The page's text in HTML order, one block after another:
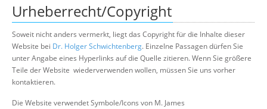
Urheberrecht/Copyright
Soweit nicht anders vermerkt, liegt das Copyright für die Inhalte dieser
Website bei Dr. Holger Schwichtenberg. Einzelne Passagen dürfen Sie
unter Angabe eines Hyperlinks auf die Quelle zitieren. Wenn Sie größere
Teile der Website wiederverwenden wollen, müssen Sie uns vorher
kontaktieren.
Die Website verwendet Symbole/Icons von M. James